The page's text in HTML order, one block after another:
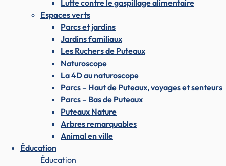
Lutte contre le gaspillage alimentaire
Espaces verts
Parcs et jardins
Jardins familiaux
Les Ruchers de Puteaux
Naturoscope
La 4D au naturoscope
Parcs – Haut de Puteaux, voyages et senteurs
Parcs – Bas de Puteaux
Puteaux Nature
Arbres remarquables
Animal en ville
Éducation
Éducation